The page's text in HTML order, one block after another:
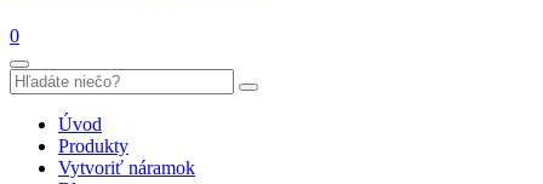
0
Úvod
Produkty
Vytvoriť náramok